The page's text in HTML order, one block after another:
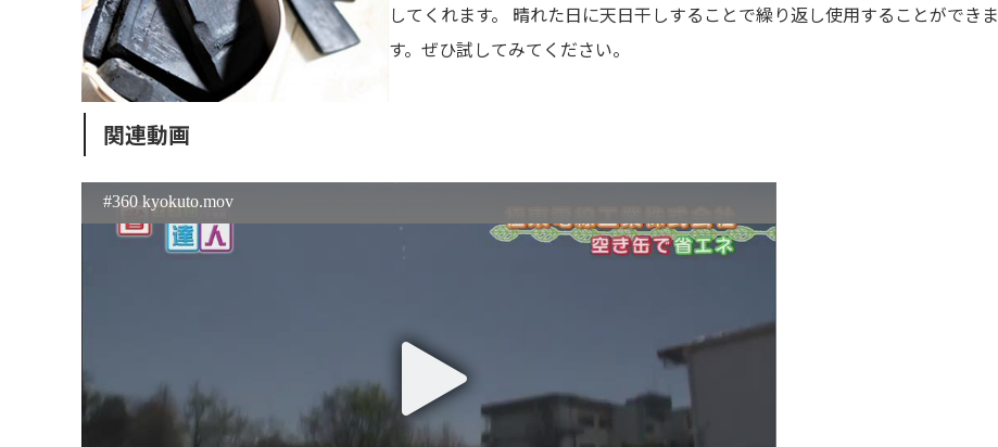
してくれます。 晴れた日に天日干しすることで繰り返し使用することができま
す。ぜひ試してみてください。
関連動画